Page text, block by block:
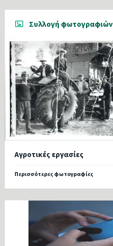
Συλλογή φωτογραφιών
Αγροτικές εργασίες
Περισσότερες φωτογραφίες